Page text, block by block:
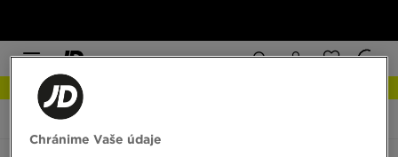
JD Sports Vans Old Skool 36 Trail
Chránime Vaše údaje